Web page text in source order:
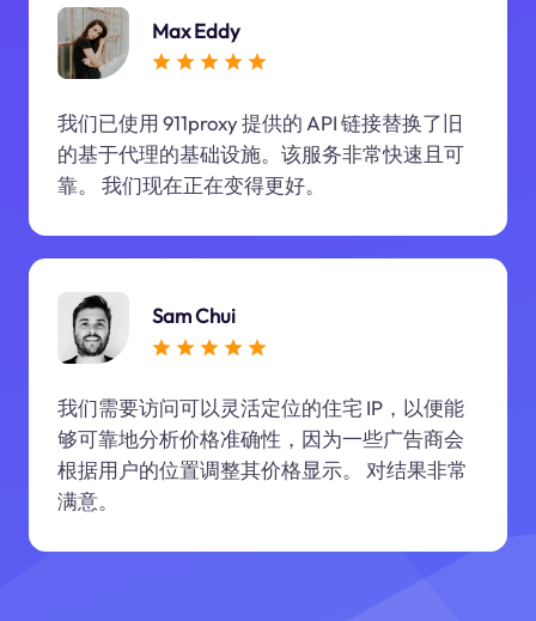
Max Eddy
我们已使用 911proxy 提供的 API 链接替换了旧
的基于代理的基础设施。该服务非常快速且可
靠。 我们现在正在变得更好。
Sam Chui
我们需要访问可以灵活定位的住宅 IP，以便能
够可靠地分析价格准确性，因为一些广告商会
根据用户的位置调整其价格显示。 对结果非常
满意。